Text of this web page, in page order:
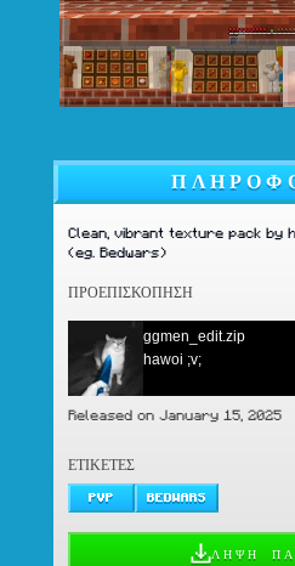
Clean, vibrant texture pack by
(eg. Bedwars)
ΠΡΟΕΠΙΣΚΌΠΗΣΗ
ggmen_edit.zip
hawoi ;v;
Released on January 15, 2025
ΕΤΙΚΈΤΕΣ
PVP BEDWARS
ΛΉΨΗ